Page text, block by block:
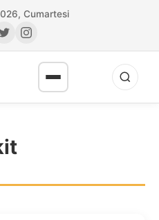
Cumartesi